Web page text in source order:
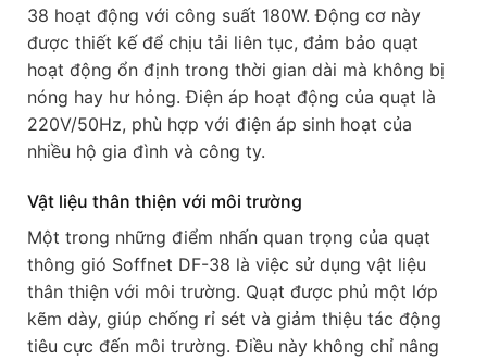
38 hoạt động với công suất 180W. Động cơ này
được thiết kế để chịu tải liên tục, đảm bảo quạt
hoạt động ổn định trong thời gian dài mà không bị
nóng hay hư hỏng. Điện áp hoạt động của quạt là
220V/50Hz, phù hợp với điện áp sinh hoạt của
nhiều hộ gia đình và công ty.
Vật liệu thân thiện với môi trường
Một trong những điểm nhấn quan trọng của quạt
thông gió Soffnet DF-38 là việc sử dụng vật liệu
thân thiện với môi trường. Quạt được phủ một lớp
kẽm dày, giúp chống rỉ sét và giảm thiệu tác động
tiêu cực đến môi trường. Điều này không chỉ nâng